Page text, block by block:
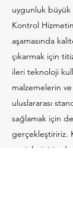
uygunluk
Kontrol
aşamasında
çıkarmak için
ileri teknoloji
malzemelerin
uluslararası
sağlamak için
gerçekleştiririz.
projelerinizin